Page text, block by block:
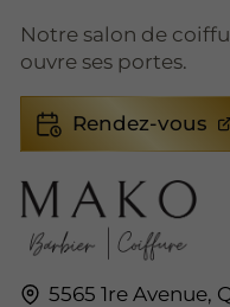
5565 1re Avenue,
Notre salon de
ouvre ses portes.
Rendez-vous